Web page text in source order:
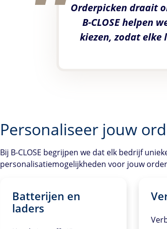
Orderpicken draait
B-CLOSEhelpen
kiezen, zodat
Personaliseer jouw
Bij B-CLOSE begrijpen we dat elk bedrijf
personalisatiemogelijkheden voor jouw
Batterijen en
laders